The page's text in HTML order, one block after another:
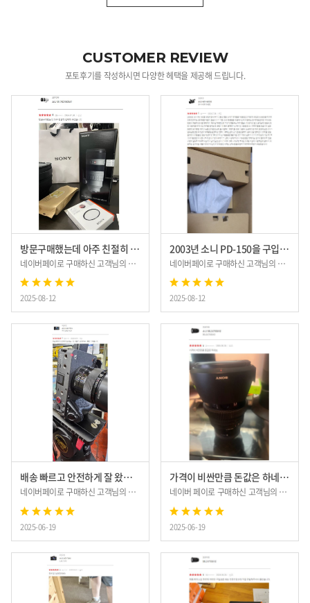
CUSTOMER REVIEW
포토후기를 작성하시면 다양한 헤택을 제공해 드립니다.
방문구매했는데 아주 친절히 맞이해 주셨습니다.
네이버페이로 구매하신 고객님의 후기입니다.
2025-08-12
2003년 소니 PD-150을 구입하면서...
네이버페이로 구매하신 고객님의 후기입니다.
2025-08-12
배송 빠르고 안전하게 잘 왔습니다.
네이버페이로 구매하신 고객님의 후기입니다.
2025-06-19
가격이 비싼만큼 돈값은 하네요.
네이버 페이로 구매하신 고객님의 후기입니다.
2025-06-19